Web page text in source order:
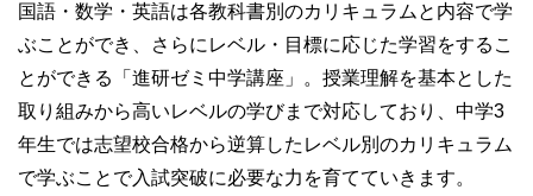
国語・数学・英語は各教科書別のカリキュラムと内容で学
ぶことができ、さらにレベル・目標に応じた学習をするこ
とができる「進研ゼミ中学講座」。授業理解を基本とした
取り組みから高いレベルの学びまで対応しており、中学3
年生では志望校合格から逆算したレベル別のカリキュラム
で学ぶことで入試突破に必要な力を育てていきます。